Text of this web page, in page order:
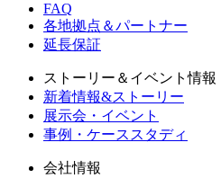
FAQ
各地拠点＆パートナー
延長保証
ストーリー＆イベント情報
新着情報&ストーリー
展示会・イベント
事例・ケーススタディ
会社情報